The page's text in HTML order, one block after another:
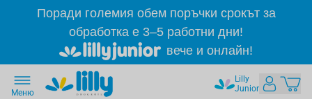
Прескачане към съдържанието
Поради големия обем поръчки срокът за
обработка е 3–5 работни дни!
вече и онлайн!
Lilly
Junior
Меню